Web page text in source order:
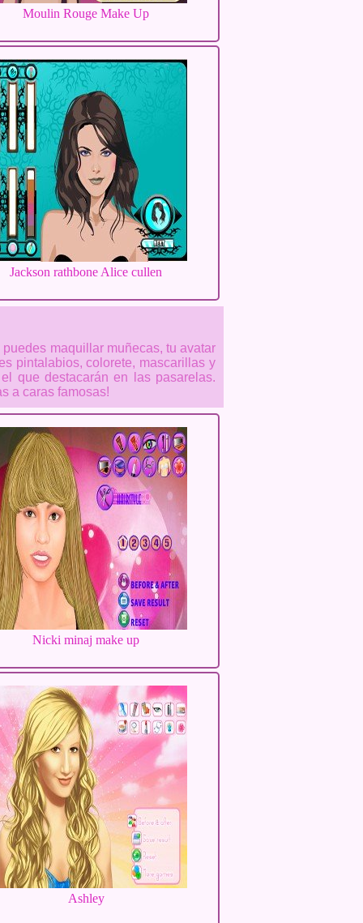
Moulin Rouge Make Up
Jackson rathbone Alice cullen
maquillar muñecas, tu avatar
pintalabios, colorete, mascarillas y
que destacarán en las pasarelas.
a caras famosas!
Nicki minaj make up
Ashley